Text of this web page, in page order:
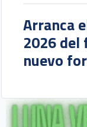
Arranca
2026
nuevo